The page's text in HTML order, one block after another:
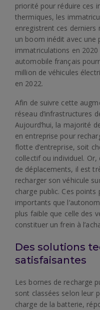
priorité pour réduire ces
thermiques, les
enregistrent ces
un boom inédit avec une
immatriculations en
automobile français
million de véhicules
en 2022.
Afin de suivre cette
réseau d’infrastructures
Aujourd’hui, la majorité
en entreprise pour
flotte d’entreprise, soit
collectif ou individuel.
de déplacements, il est
recharger son véhicule
charge public. Ces points
importants que
plus faible que celle des
constituer un frein à
Des solutions
satisfaisantes
Les bornes de recharge
sont classées selon leur
charge de la batterie,